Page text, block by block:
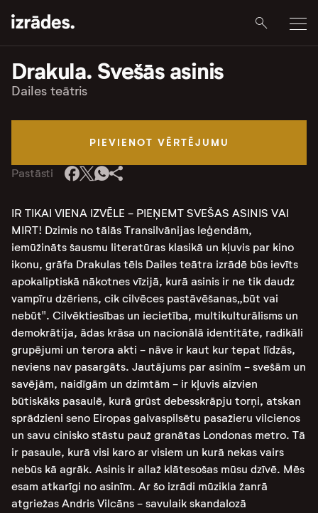
Drakula. Svešās asinis
Dailes teātris
PIEVIENOT VĒRTĒJUMU
Pastāsti
IR TIKAI VIENA IZVĒLE - PIEŅEMT SVEŠAS ASINIS VAI
MIRT! Dzimis no tālās Transilvānijas leģendām,
iemūžināts šausmu literatūras klasikā un kļuvis par kino
ikonu, grāfa Drakulas tēls Dailes teātra izrādē būs ievīts
apokaliptiskā nākotnes vīzijā, kurā asinis ir ne tik daudz
vampīru dzēriens, cik cilvēces pastāvēšanas„būt vai
nebūt". Cilvēktiesības un iecietība, multikulturālisms un
demokrātija, ādas krāsa un nacionālā identitāte, radikāli
grupējumi un terora akti - nāve ir kaut kur tepat līdzās,
neviens nav pasargāts. Jautājums par asinīm - svešām un
savējām, naidīgām un dzimtām - ir kļuvis aizvien
būtiskāks pasaulē, kurā grūst debesskrāpju torņi, atskan
sprādzieni seno Eiropas galvaspilsētu pasažieru vilcienos
un savu cinisko stāstu pauž granātas Londonas metro. Tā
ir pasaule, kurā visi karo ar visiem un kurā nekas vairs
nebūs kā agrāk. Asinis ir allaž klātesošas mūsu dzīvē. Mēs
esam atkarīgi no asinīm. Ar šo izrādi mūzikla žanrā
atgriežas Andris Vilcāns - savulaik skandalozā